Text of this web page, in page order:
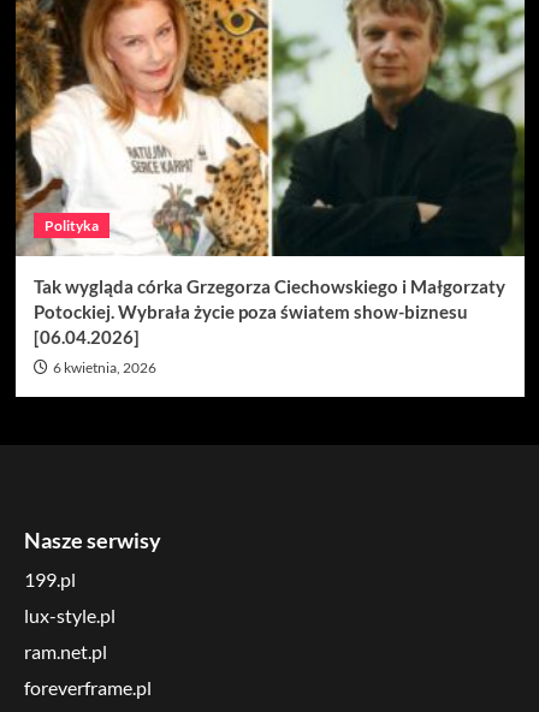
Polityka
Tak wygląda córka Grzegorza Ciechowskiego i Małgorzaty
Potockiej. Wybrała życie poza światem show-biznesu
[06.04.2026]
6 kwietnia, 2026
Nasze serwisy
199.pl
lux-style.pl
ram.net.pl
foreverframe.pl